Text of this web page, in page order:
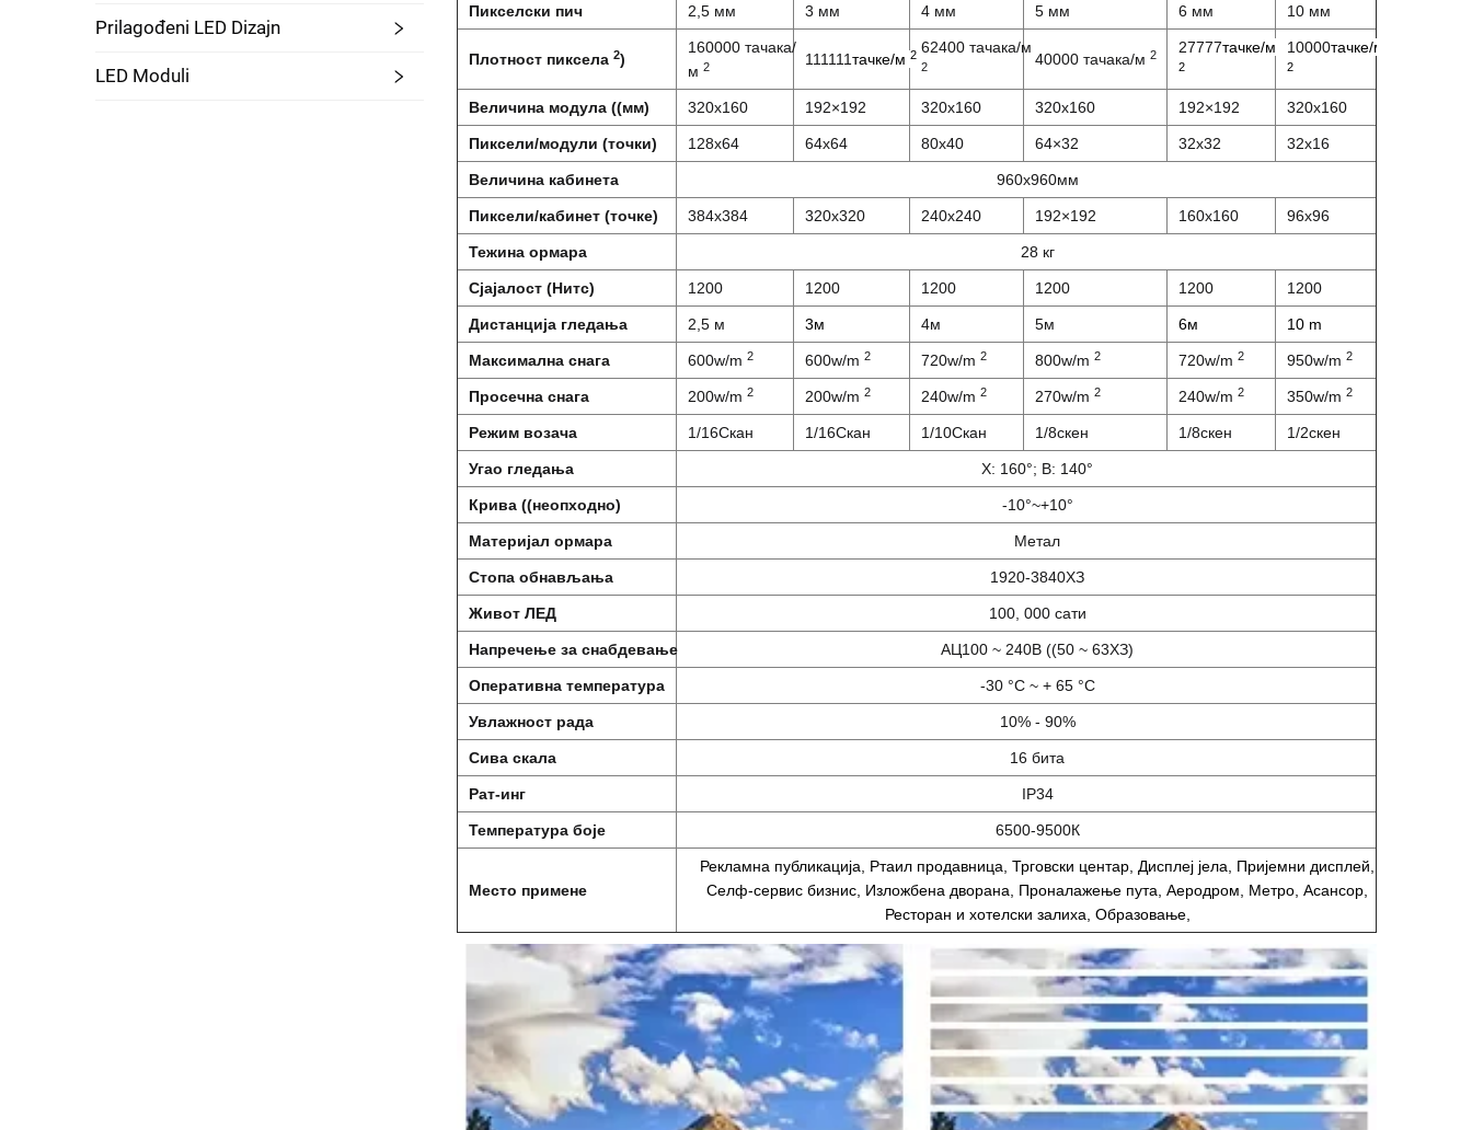
Prilagođeni LED Dizajn
LED Moduli
Пикселски пич 2,5 мм 3 мм 4 мм 5 мм 6 мм 10 мм
Плотност пиксела 2)
160000 тачака/
м 2 111111тачке/м 2 62400 тачака/м
2 40000 тачака/м 2 27777тачке/м
2
10000тачке/м
2
Величина модула ((мм) 320х160 192×192 320х160 320х160 192×192 320х160
Пиксели/модули (точки) 128х64 64х64 80x40 64×32 32х32 32х16
Величина кабинета 960х960мм
Пиксели/кабинет (точке) 384х384 320х320 240х240 192×192 160x160 96х96
Тежина ормара 28 кг
Сјајалост (Нитс) 1200 1200 1200 1200 1200 1200
Дистанција гледања 2,5 м 3м 4м 5м 6м 10 m
Максимална снага 600w/m 2 600w/m 2 720w/m 2 800w/m 2 720w/m 2 950w/m 2
Просечна снага 200w/m 2 200w/m 2 240w/m 2 270w/m 2 240w/m 2 350w/m 2
Режим возача 1/16Скан 1/16Скан 1/10Скан 1/8скен 1/8скен 1/2скен
Угао гледања Х: 160°; В: 140°
Крива ((неопходно) -10°~+10°
Материјал ормара Метал
Стопа обнављања 1920-3840ХЗ
Живот ЛЕД 100, 000 сати
Напречење за снабдевање АЦ100 ~ 240В ((50 ~ 63ХЗ)
Оперативна температура -30 °C ~ + 65 °C
Увлажност рада 10% - 90%
Сива скала 16 бита
Рат-инг IP34
Температура боје 6500-9500К
Место примене
Рекламна публикација, Ртаил продавница, Трговски центар, Дисплеј јела, Пријемни дисплей,
Селф-сервис бизнис, Изложбена дворана, Проналажење пута, Аеродром, Метро, Асансор,
Ресторан и хотелски залиха, Образовање,